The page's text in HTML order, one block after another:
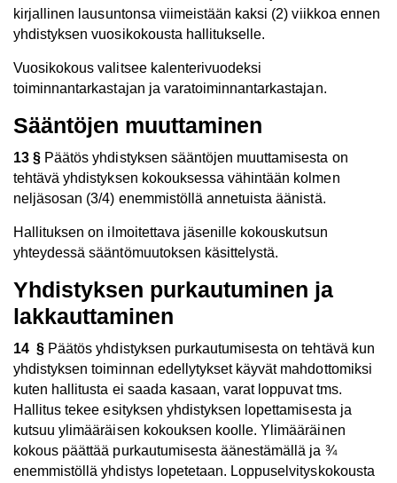
kirjallinen lausuntonsa viimeistään kaksi (2) viikkoa ennen
yhdistyksen vuosikokousta hallitukselle.
Vuosikokous valitsee kalenterivuodeksi
toiminnantarkastajan ja varatoiminnantarkastajan.
Sääntöjen muuttaminen
13 § Päätös yhdistyksen sääntöjen muuttamisesta on
tehtävä yhdistyksen kokouksessa vähintään kolmen
neljäsosan (3/4) enemmistöllä annetuista äänistä.
Hallituksen on ilmoitettava jäsenille kokouskutsun
yhteydessä sääntömuutoksen käsittelystä.
Yhdistyksen purkautuminen ja
lakkauttaminen
14 § Päätös yhdistyksen purkautumisesta on tehtävä kun
yhdistyksen toiminnan edellytykset käyvät mahdottomiksi
kuten hallitusta ei saada kasaan, varat loppuvat tms.
Hallitus tekee esityksen yhdistyksen lopettamisesta ja
kutsuu ylimääräisen kokouksen koolle. Ylimääräinen
kokous päättää purkautumisesta äänestämällä ja ¾
enemmistöllä yhdistys lopetetaan. Loppuselvityskokousta